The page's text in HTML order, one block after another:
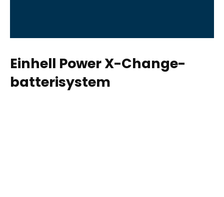
Einhell Power X-Change-
batterisystem